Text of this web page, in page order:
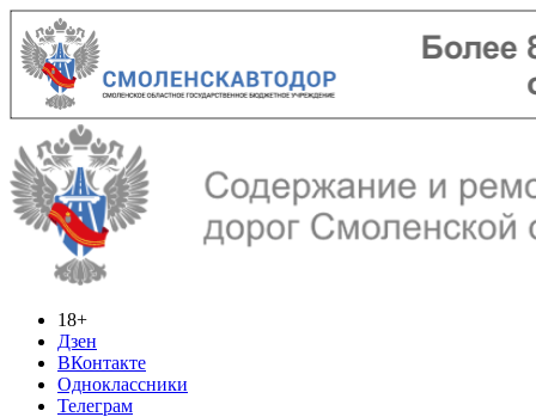
18+
Дзен
ВКонтакте
Одноклассники
Телеграм